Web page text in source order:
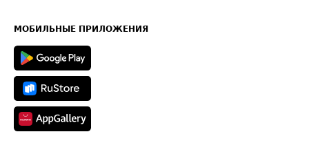
Техническая информация
МОБИЛЬНЫЕ ПРИЛОЖЕНИЯ